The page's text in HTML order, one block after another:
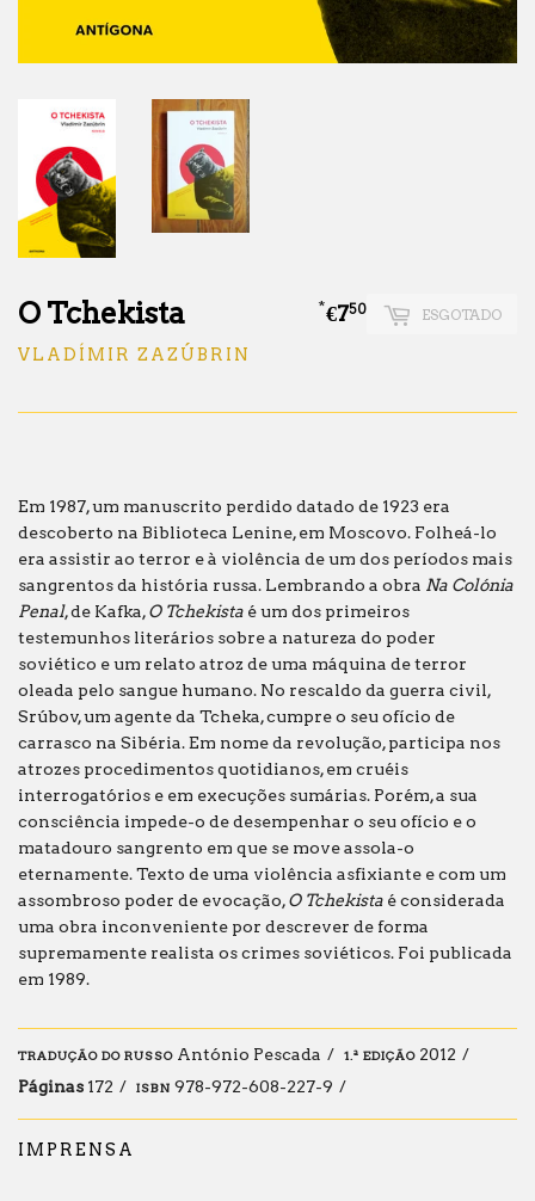
O Tchekista
VLADÍMIR ZAZÚBRIN
* ESGOTADO
€750 €7.50
Em 1987, um manuscrito perdido datado de 1923 era
descoberto na Biblioteca Lenine, em Moscovo. Folheá-lo
era assistir ao terror e à violência de um dos períodos mais
sangrentos da história russa. Lembrando a obra Na Colónia
Penal, de Kafka,O Tchekista é um dos primeiros
testemunhos literários sobre a natureza do poder
soviético e um relato atroz de uma máquina de terror
oleada pelo sangue humano. No rescaldo da guerra civil,
Srúbov, um agente da Tcheka, cumpre o seu ofício de
carrasco na Sibéria. Em nome da revolução, participa nos
atrozes procedimentos quotidianos, em cruéis
interrogatórios e em execuções sumárias. Porém, a sua
consciência impede-o de desempenhar o seu ofício e o
matadouro sangrento em que se move assola-o
eternamente. Texto de uma violência asfixiante e com um
assombroso poder de evocação,O Tchekista é considerada
uma obra inconveniente por descrever de forma
supremamente realista os crimes soviéticos. Foi publicada
em 1989.
TRADUÇÃO DO RUSSO António Pescada 1.ª EDIÇÃO 2012
Páginas 172 ISBN 978-972-608-227-9
IMPRENSA